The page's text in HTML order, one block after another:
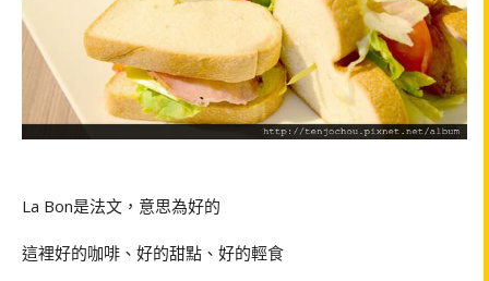
La Bon是法文，意思為好的
這裡好的咖啡、好的甜點、好的輕食